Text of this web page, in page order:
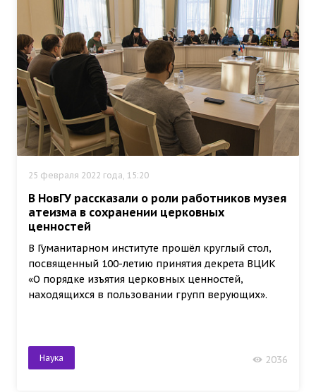
25 февраля 2022 года, 15:20
В НовГУ рассказали о роли работников музея
атеизма в сохранении церковных
ценностей
В Гуманитарном институте прошёл круглый стол,
посвященный 100-летию принятия декрета ВЦИК
«О порядке изъятия церковных ценностей,
находящихся в пользовании групп верующих».
Наука 2036